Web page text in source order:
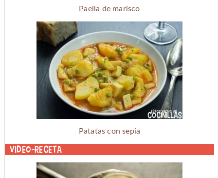
Paella de marisco
Patatas con sepia
Video-receta